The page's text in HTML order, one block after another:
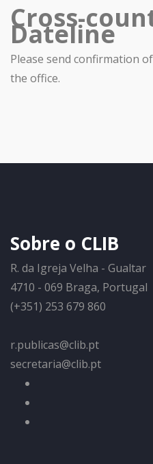
Cross-
Dateline
Please send confirmation
the office.
Sobre o CLIB
R. da Igreja Velha - Gualtar
4710 - 069 Braga, Portugal
(+351) 253 679 860
r.publicas@clib.pt
secretaria@clib.pt